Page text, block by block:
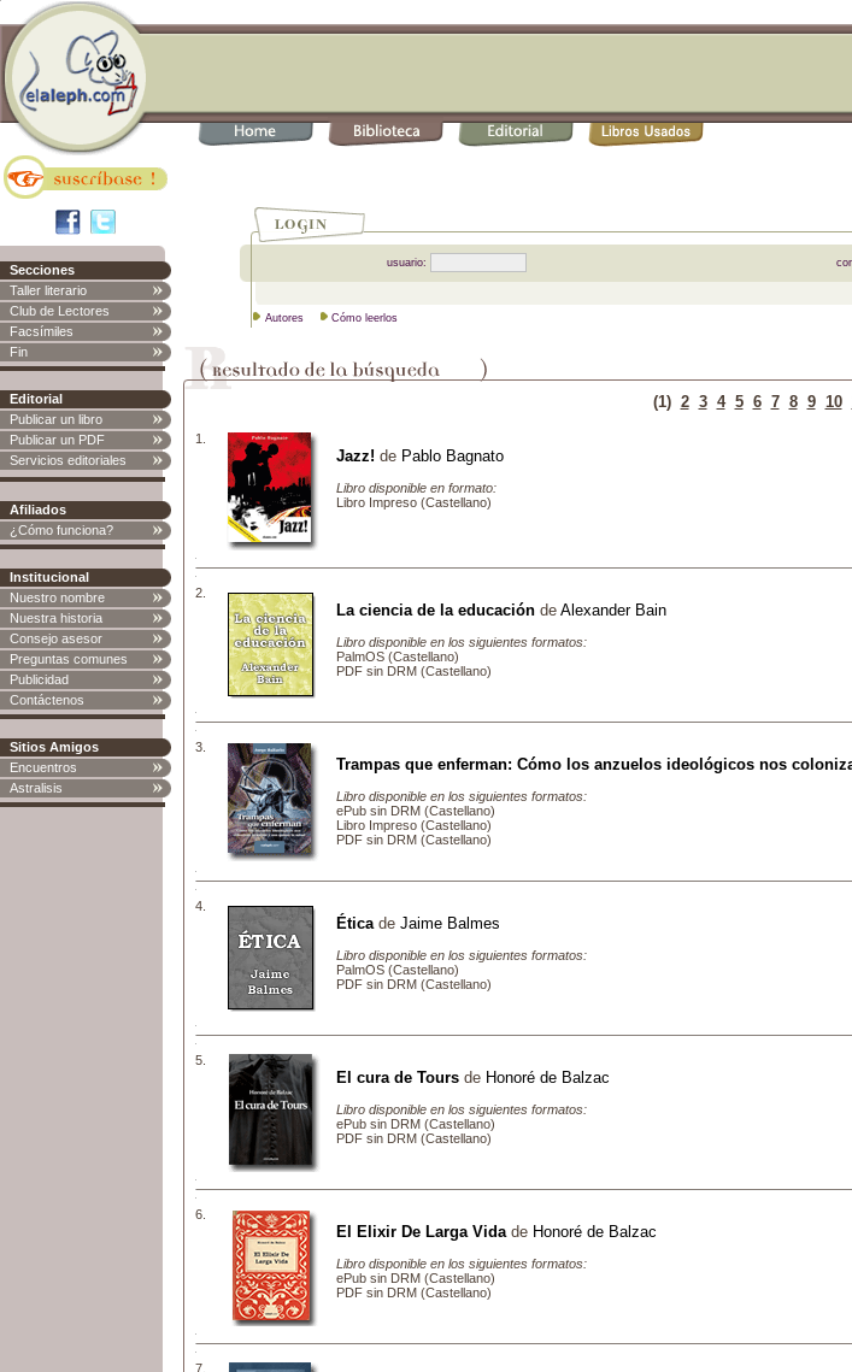
Secciones
Taller literario
Club de Lectores
Facsímiles
Fin
Editorial
Publicar un libro
Publicar un PDF
Servicios editoriales
Afiliados
¿Cómo funciona?
Institucional
Nuestro nombre
Nuestra historia
Consejo asesor
Preguntas comunes
Publicidad
Contáctenos
Sitios Amigos
Encuentros
Astralisis
usuario:
Autores Cómo leerlos
(1) 2 3 4 5 6 7 8 9 10
1.
Jazz! de Pablo Bagnato
Libro disponible en formato:
Libro Impreso (Castellano)
2.
La ciencia de la educación de Alexander Bain
Libro disponible en los siguientes formatos:
PalmOS (Castellano)
PDF sin DRM (Castellano)
3.
Trampas que enferman: Cómo los anzuelos ideológicos nos
Libro disponible en los siguientes formatos:
ePub sin DRM (Castellano)
Libro Impreso (Castellano)
PDF sin DRM (Castellano)
4.
Ética de Jaime Balmes
Libro disponible en los siguientes formatos:
PalmOS (Castellano)
PDF sin DRM (Castellano)
5.
El cura de Tours de Honoré de Balzac
Libro disponible en los siguientes formatos:
ePub sin DRM (Castellano)
PDF sin DRM (Castellano)
6.
El Elixir De Larga Vida de Honoré de Balzac
Libro disponible en los siguientes formatos:
ePub sin DRM (Castellano)
PDF sin DRM (Castellano)
7.